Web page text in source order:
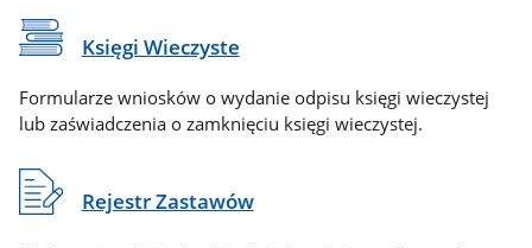
Księgi Wieczyste
Formularze wniosków o wydanie odpisu księgi wieczystej
lub zaświadczenia o zamknięciu księgi wieczystej.
Rejestr Zastawów